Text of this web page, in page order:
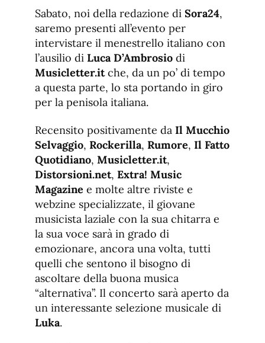
Sabato, noi della redazione di Sora24,
saremo presenti all’evento per
intervistare il menestrello italiano con
l’ausilio di Luca D’Ambrosio di
Musicletter.itche, da un po’ di tempo
a questa parte, lo sta portando in giro
per la penisola italiana.
Recensito positivamente da Il Mucchio
Selvaggio, Rockerilla, Rumore, Il Fatto
Quotidiano, Musicletter.it,
Distorsioni.net, Extra! Music
Magazine e molte altre riviste e
webzine specializzate, il giovane
musicista laziale con la sua chitarra e
la sua voce sarà in grado di
emozionare, ancora una volta, tutti
quelli che sentono il bisogno di
ascoltare della buona musica
“alternativa”. Il concerto sarà aperto da
un interessante selezione musicale di
Luka.